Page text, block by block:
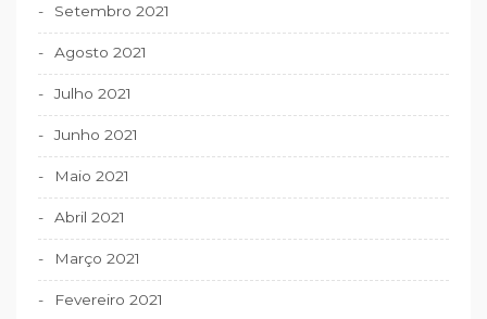
Setembro 2021
Agosto 2021
Julho 2021
Junho 2021
Maio 2021
Abril 2021
Março 2021
Fevereiro 2021